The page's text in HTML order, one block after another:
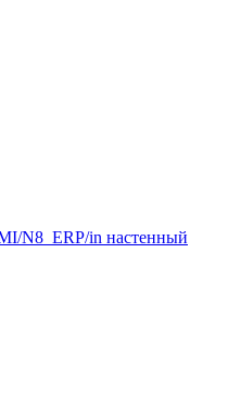
N8_ERP/in настенный